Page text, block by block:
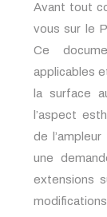
Avant tout
vous sur le
Ce
applicables
la surface
l’aspect
de
une
extensions